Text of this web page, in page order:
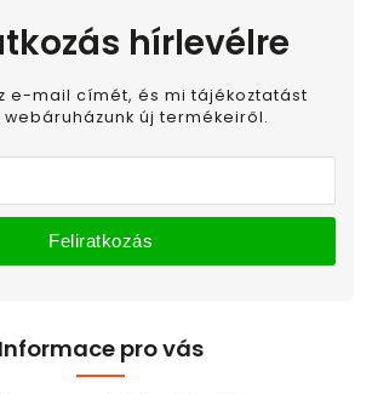
Informace pro vás
hírlevélre
e-mail címét, és mi tájékoztatást
webáruházunk új termékeiről.
Feliratkozás